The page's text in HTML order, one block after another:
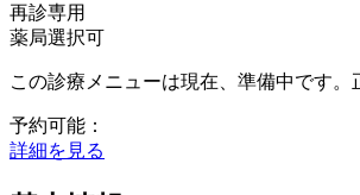
再診専用
薬局選択可
この診療メニューは現在、準備中です
予約可能：
詳細を見る